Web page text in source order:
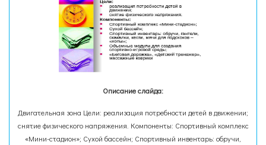
Описание слайда:
Двигательная зона Цели: реализация потребности детей в движении;
снятие физического напряжения. Компоненты: Спортивный комплекс
«Мини-стадион»; Сухой бассейн; Спортивный инвентарь: обручи,